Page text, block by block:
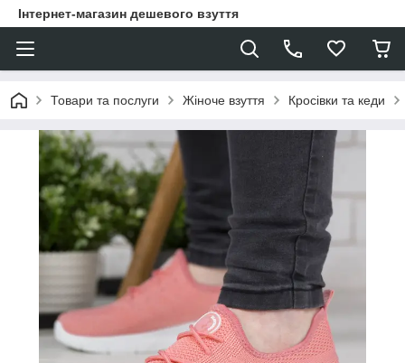
Інтернет-магазин дешевого взуття
Товари та послуги Жіноче взуття Кросівки та кеди